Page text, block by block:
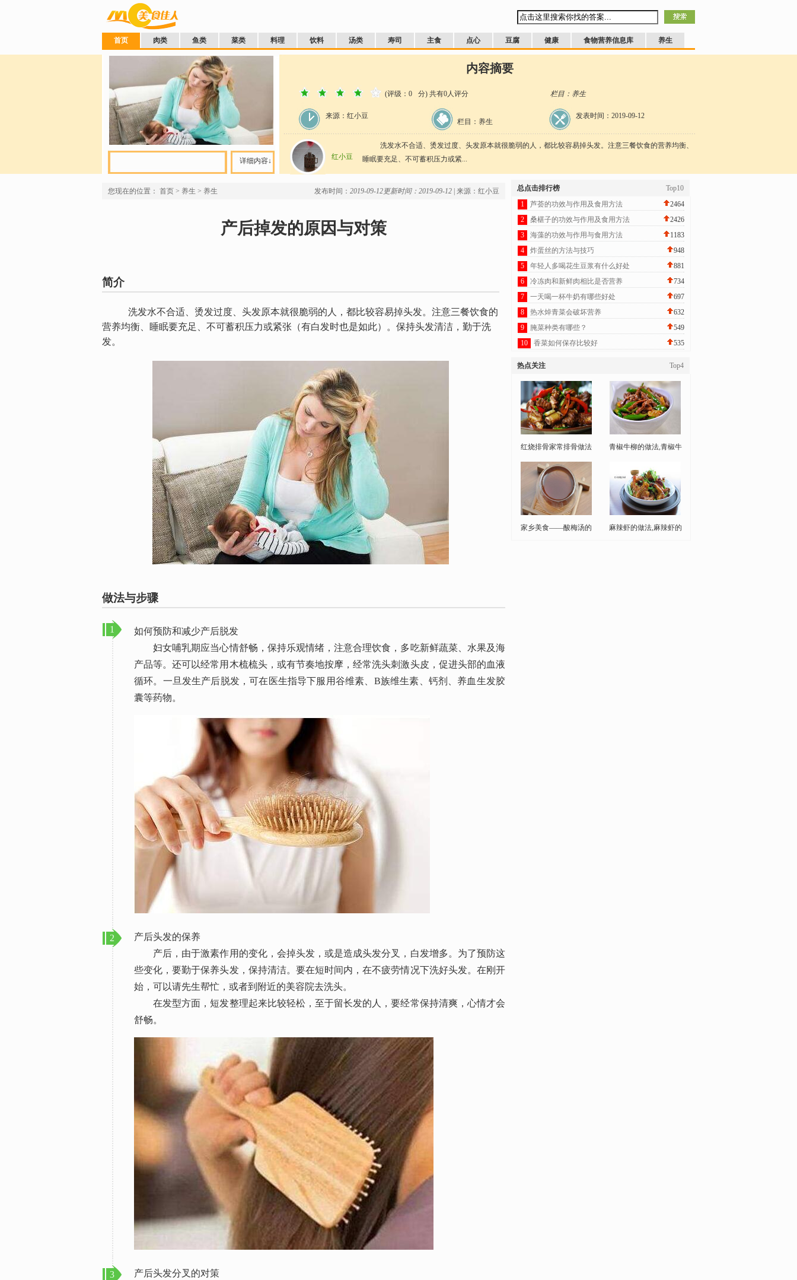
首页 肉类 鱼类 菜类 料理 饮料 汤类 寿司 主食 点心 豆腐 健康 食物营养信息库 养生
详细内容↓
内容摘要
(评级： 0 分) 共有0人评分 栏目：养生
来源：红小豆
栏目：养生
发表时间：2019-09-12
红小豆
洗发水不合适、烫发过度、头发原本就很脆弱的人，都比较容易掉头发。注意三餐饮食的营养均衡、
睡眠要充足、不可蓄积压力或紧...
发布时间： 2019-09-12更新时间：2019-09-12 | 来源：红小豆
您现在的位置： 首页 > 养生 > 养生
产后掉发的原因与对策
简介
洗发水不合适、烫发过度、头发原本就很脆弱的人，都比较容易掉头发。注意三餐饮食的
营养均衡、睡眠要充足、不可蓄积压力或紧张（有白发时也是如此）。保持头发清洁，勤于洗
发。
做法与步骤
1
如何预防和减少产后脱发
妇女哺乳期应当心情舒畅，保持乐观情绪，注意合理饮食，多吃新鲜蔬菜、水果及海
产品等。还可以经常用木梳梳头，或有节奏地按摩，经常洗头刺激头皮，促进头部的血液
循环。一旦发生产后脱发，可在医生指导下服用谷维素、B族维生素、钙剂、养血生发胶
囊等药物。
2
产后头发的保养
产后，由于激素作用的变化，会掉头发，或是造成头发分叉，白发增多。为了预防这
些变化，要勤于保养头发，保持清洁。要在短时间内，在不疲劳情况下洗好头发。在刚开
始，可以请先生帮忙，或者到附近的美容院去洗头。
在发型方面，短发整理起来比较轻松，至于留长发的人，要经常保持清爽，心情才会
舒畅。
3
产后头发分叉的对策
Top10
总点击排行榜
2464
1
芦荟的功效与作用及食用方法
2426
2
桑椹子的功效与作用及食用方法
1183
3
海藻的功效与作用与食用方法
948
4
炸蛋丝的方法与技巧
881
5
年轻人多喝花生豆浆有什么好处
734
6
冷冻肉和新鲜肉相比是否营养
697
7
一天喝一杯牛奶有哪些好处
632
8
热水焯青菜会破坏营养
549
9
腌菜种类有哪些？
535
10 香菜如何保存比较好
Top4
热点关注
红烧排骨家常排骨做法 青椒牛柳的做法,青椒牛
家乡美食——酸梅汤的 麻辣虾的做法,麻辣虾的